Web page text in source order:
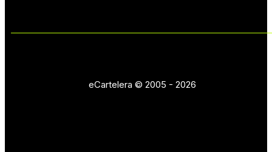
eCartelera © 2005 - 2026